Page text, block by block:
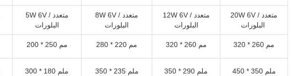
5W 6V / متعدد
البلورات
8W 6V / متعدد
البلورات
12W 6V / متعدد
البلورات
20W 6V / متعدد
200 * 250 مم 280 * 220 مم 320 * 260 مم 320 * 260 مم
300 * 180 ملم 350 * 235 ملم 350 * 290 ملم 450 * 350 ملم